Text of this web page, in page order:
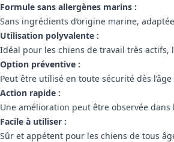
Formule sans allergènes marins :
Sans ingrédients d’origine marine,
Utilisation polyvalente :
Idéal pour les chiens de travail très
Option préventive :
Peut être utilisé en toute sécurité dès
Action rapide :
Une amélioration peut être observée
Facile à utiliser :
Sûr et appétent pour les chiens de tous